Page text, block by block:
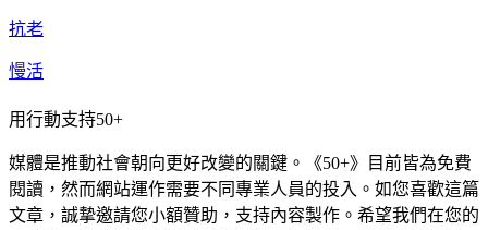
抗老
慢活
用行動支持50+
媒體是推動社會朝向更好改變的關鍵。《50+》目前皆為免費
閱讀，然而網站運作需要不同專業人員的投入。如您喜歡這篇
文章，誠摯邀請您小額贊助，支持內容製作。希望我們在您的